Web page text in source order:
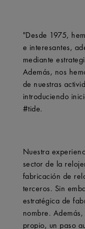
"Desde 1975,
e interesantes,
mediante
Además, nos
de nuestras
introduciendo
#tide.
Nuestra
sector de la
fabricación de
terceros. Sin
estratégica de
nombre.
propio, un paso